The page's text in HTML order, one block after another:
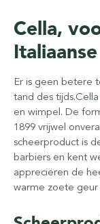
Cella,
Er is geen betere
tand des
en wimpel. De
1899 vrijwel
scheerproduct is
barbiers en kent
appreciëren de
warme zoete geur